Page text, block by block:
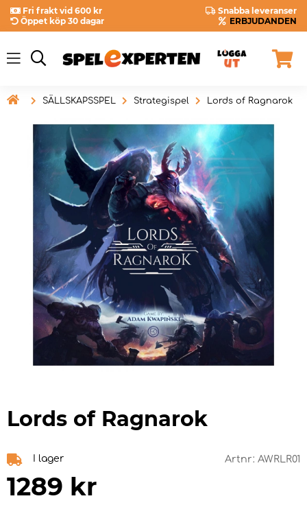
Fri frakt vid 600 kr
Snabba leveranser
Öppet köp 30 dagar
ERBJUDANDEN
 SÄLLSKAPSSPEL Strategispel Lords of Ragnarok
Lords of Ragnarok
I lager Artnr: AWRLR01
1289 kr